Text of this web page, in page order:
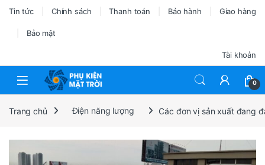
Tin tức Chính sách Thanh toán Bảo hành Giao hàng
Bảo mật
Tài khoản
0
Trang chủ Điện năng lượng Các đơn vị sản xuất đang